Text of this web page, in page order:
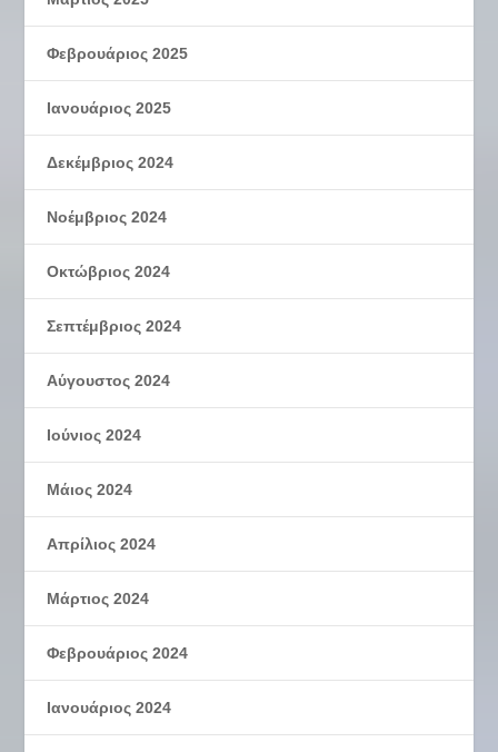
Φεβρουάριος 2025
Ιανουάριος 2025
Δεκέμβριος 2024
Νοέμβριος 2024
Οκτώβριος 2024
Σεπτέμβριος 2024
Αύγουστος 2024
Ιούνιος 2024
Μάιος 2024
Απρίλιος 2024
Μάρτιος 2024
Φεβρουάριος 2024
Ιανουάριος 2024